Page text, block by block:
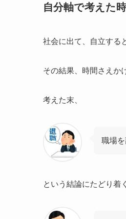
自分軸で考えた
社会に出て、自立する
その結果、時間さえか
考えた末、
職場
という結論にたどり着